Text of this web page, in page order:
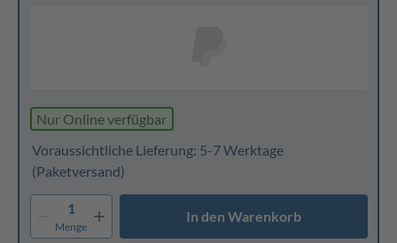
Nur Online verfügbar
Voraussichtliche Lieferung: 5-7 Werktage
(Paketversand)
1
Menge
In den Warenkorb